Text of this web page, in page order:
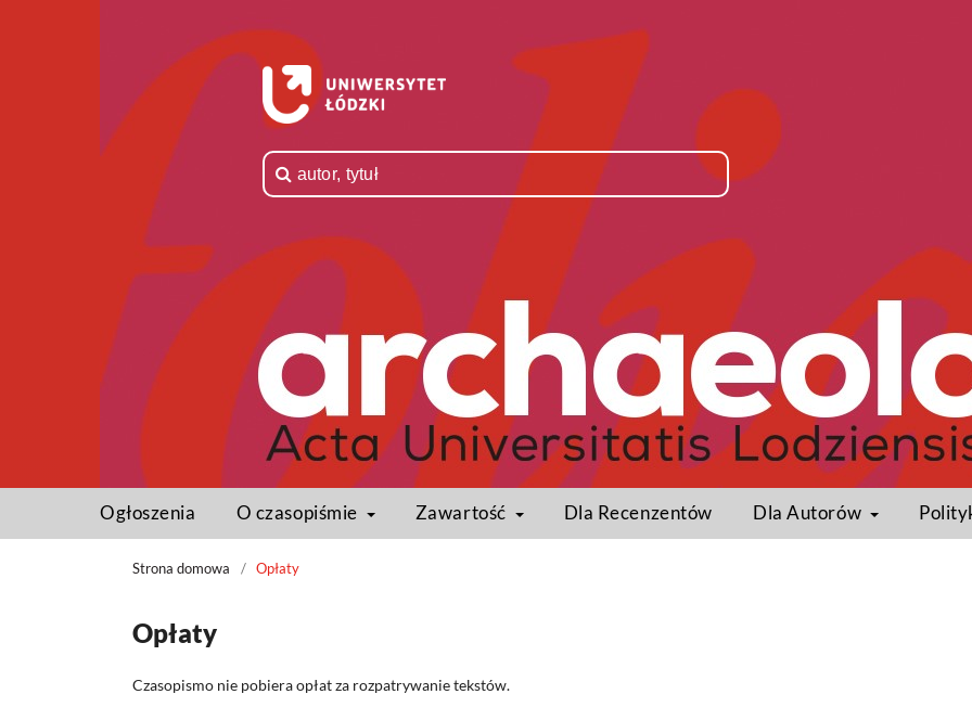
Ogłoszenia O czasopiśmie Zawartość Dla Recenzentów Dla Autorów
Strona domowa / Opłaty
Opłaty
Czasopismo nie pobiera opłat za rozpatrywanie tekstów.